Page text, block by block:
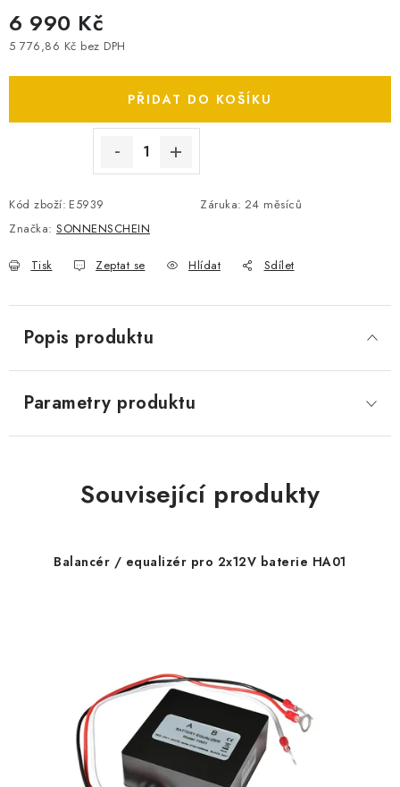
PŘÍSLUŠENSTVÍ
DOPRAVA ZDARMA
POŠTOVNÉ A DOPRAVA
KONFIGURÁTOR AUTOBATERIÍ
VÝMĚNA AUTOBATERIE
OBCHODNÍ PODMÍNKY
OCHRANA OSOBNÍCH ÚDAJŮ
JAK NA TO S BATTERY.CZ
ČASTO KLADENÉ OTÁZKY, FAQ
6 990 Kč
5 776,86 Kč bez DPH
PŘIDAT DO KOŠÍKU
Kód zboží: E5939 Záruka: 24 měsíců
Značka: SONNENSCHEIN
Tisk Zeptat se Hlídat Sdílet
Popis produktu
Parametry produktu
Související produkty
Balancér / equalizér pro 2x12V baterie HA01